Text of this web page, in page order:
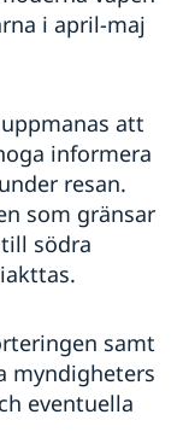
i april-maj
att
informera
resan.
som gränsar
södra
samt
myndigheters
eventuella